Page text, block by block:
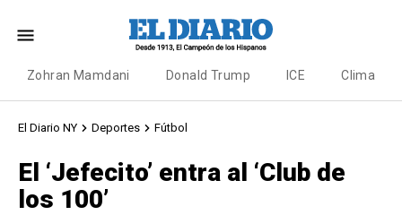
Zohran Mamdani Donald Trump ICE Clima
El Diario NY Deportes Fútbol
El ‘Jefecito’ entra al ‘Club de
los 100’